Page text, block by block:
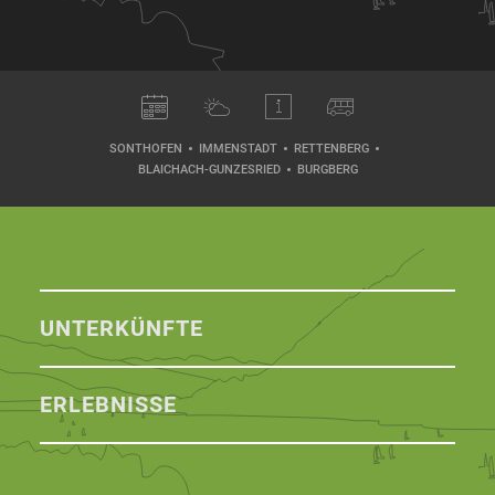
SONTHOFEN IMMENSTADT
RETTENBERG
BLAICHACH-GUNZESRIED
BURGBERG
UNTERKÜNFTE
ERLEBNISSE